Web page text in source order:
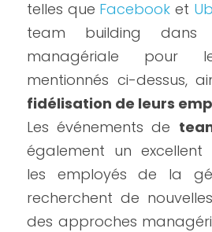
telles que Facebook et
team building dans
managériale pour
fidélisation de leurs
Les événements de
également un
les employés de la
recherchent de
des approches